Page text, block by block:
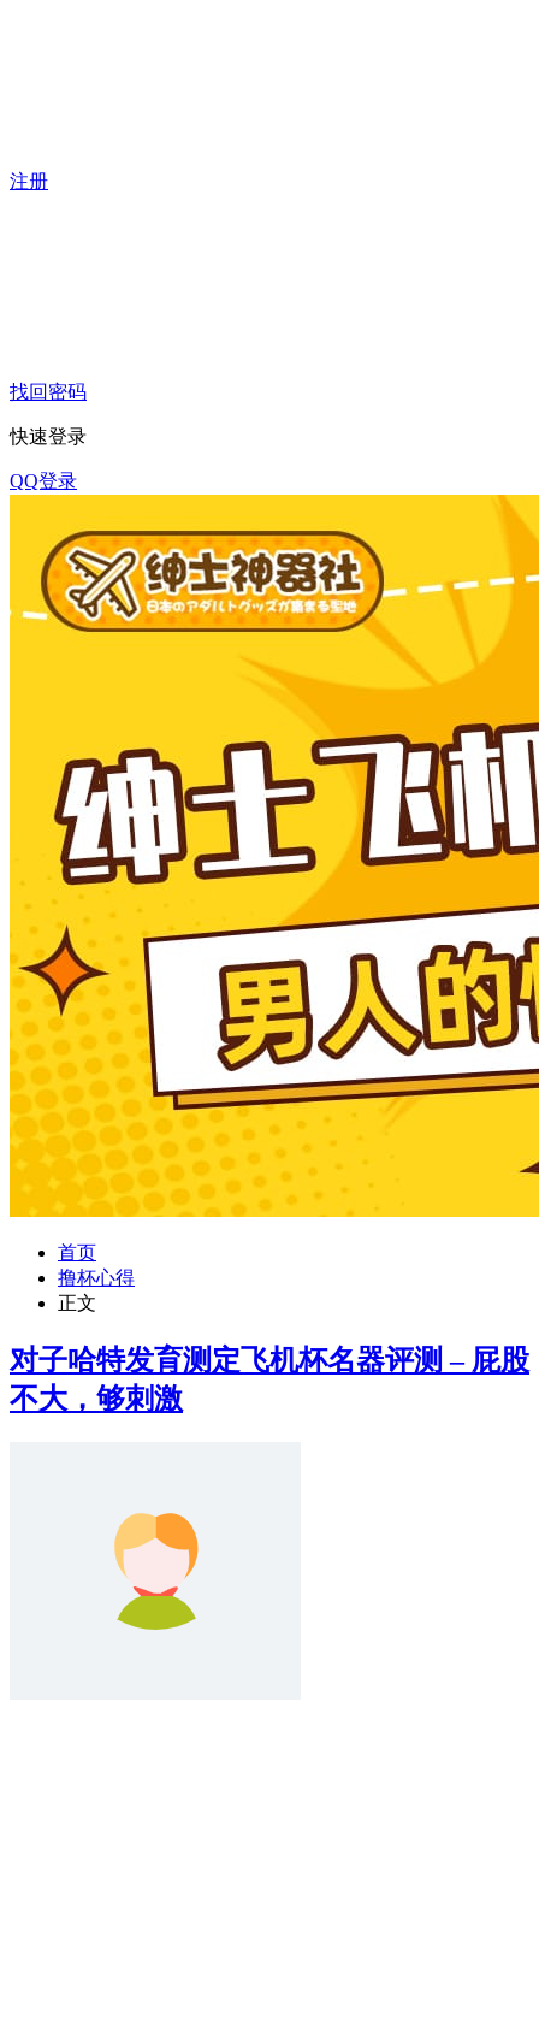
注册
找回密码
快速登录
QQ登录
首页
撸杯心得
正文
对子哈特发育测定飞机杯名器评测 – 屁股
不大，够刺激